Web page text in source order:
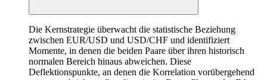
Die Kernstrategie überwacht die statistische Beziehung
zwischen EUR/USD und USD/CHF und identifiziert
Momente, in denen die beiden Paare über ihren historisch
normalen Bereich hinaus abweichen. Diese
Deflektionspunkte, an denen die Korrelation vorübergehend